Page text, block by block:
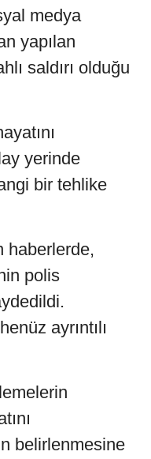
medya
yapılan
saldırı olduğu
yerinde
bir tehlike
haberlerde,
polis
ayrıntılı
belirlenmesine